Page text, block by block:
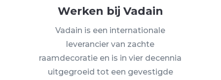
Werken bij Vadain
Vadain is een internationale
leverancier van zachte
raamdecoratie en is in vier decennia
uitgegroeid tot een gevestigde